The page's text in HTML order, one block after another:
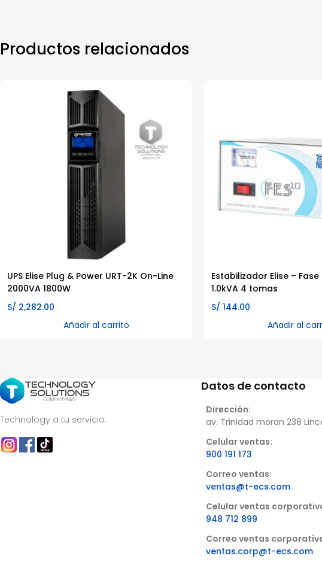
Productos relacionados
UPS Elise Plug & Power URT-2K On-Line
2000VA 1800W
S/ 2,282.00
Añadir al carrito
Estabilizador Elise – Fase
1.0kVA 4 tomas
S/ 144.00
Añadir al
Technology a tu servicio.
Datos de contacto
Dirección:
av. Trinidad moran 238
Celular ventas:
900 191 173
Correo ventas:
ventas@t-ecs.com
Celular ventas
948 712 899
Correo ventas
ventas.corp@t-ecs.com